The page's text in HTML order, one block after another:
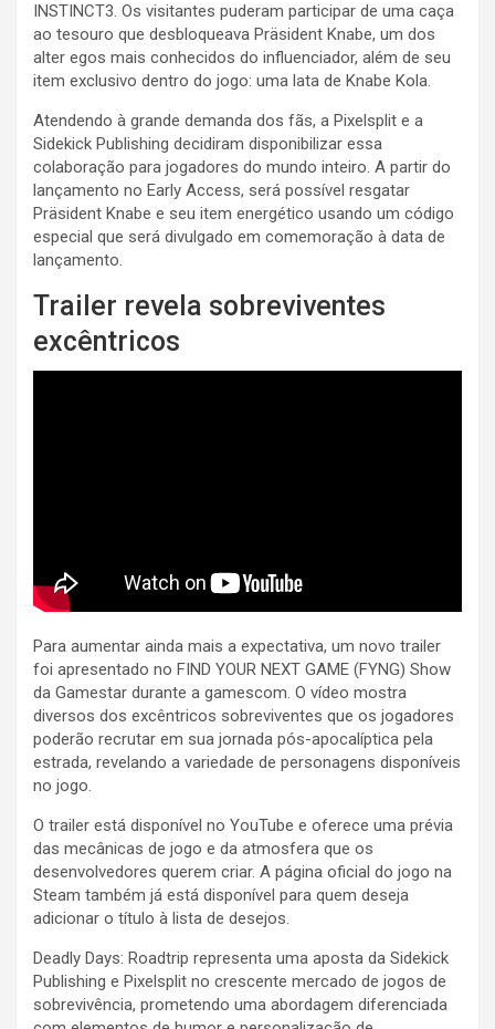
INSTINCT3. Os visitantes puderam participar de uma caça
ao tesouro que desbloqueava Präsident Knabe, um dos
alter egos mais conhecidos do influenciador, além de seu
item exclusivo dentro do jogo: uma lata de Knabe Kola.
Atendendo à grande demanda dos fãs, a Pixelsplit e a
Sidekick Publishing decidiram disponibilizar essa
colaboração para jogadores do mundo inteiro. A partir do
lançamento no Early Access, será possível resgatar
Präsident Knabe e seu item energético usando um código
especial que será divulgado em comemoração à data de
lançamento.
Trailer revela sobreviventes
excêntricos
Para aumentar ainda mais a expectativa, um novo trailer
foi apresentado no FIND YOUR NEXT GAME (FYNG) Show
da Gamestar durante a gamescom. O vídeo mostra
diversos dos excêntricos sobreviventes que os jogadores
poderão recrutar em sua jornada pós-apocalíptica pela
estrada, revelando a variedade de personagens disponíveis
no jogo.
O trailer está disponível no YouTube e oferece uma prévia
das mecânicas de jogo e da atmosfera que os
desenvolvedores querem criar. A página oficial do jogo na
Steam também já está disponível para quem deseja
adicionar o título à lista de desejos.
Deadly Days: Roadtrip representa uma aposta da Sidekick
Publishing e Pixelsplit no crescente mercado de jogos de
sobrevivência, prometendo uma abordagem diferenciada